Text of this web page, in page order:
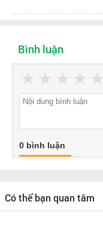
Bình luận
★
★
★
★
★
0 bình luận
Có thể bạn quan tâm